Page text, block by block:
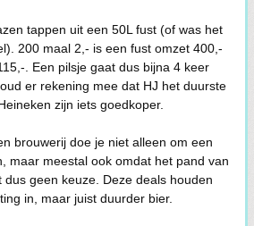
tappen uit een 50L fust (of was het
200 maal 2,- is een fust omzet 400,-
. Een pilsje gaat dus bijna 4 keer
er rekening mee dat HJ het duurste
zijn iets goedkoper.
brouwerij doe je niet alleen om een
maar meestal ook omdat het pand van
geen keuze. Deze deals houden
in, maar juist duurder bier.